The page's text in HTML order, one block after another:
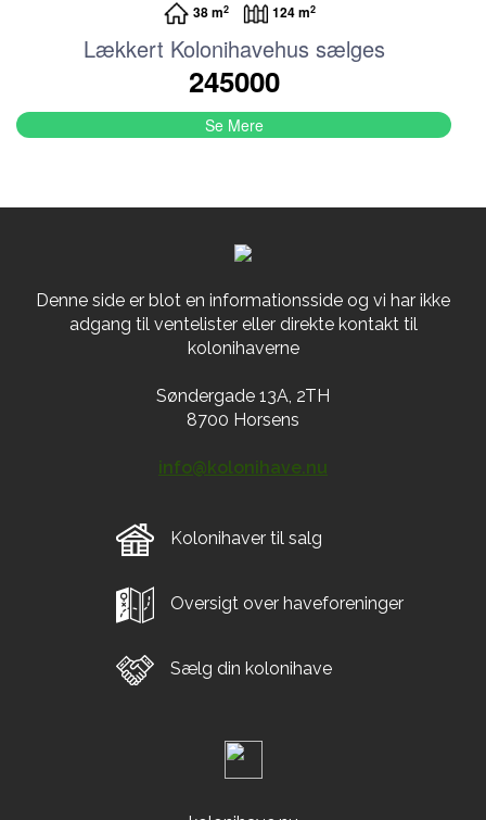
38 m2 124 m2
Lækkert Kolonihavehus sælges
245000
Se Mere
Denne side er blot en informationsside og vi har ikke
adgang til ventelister eller direkte kontakt til
kolonihaverne
Søndergade 13A, 2TH
8700 Horsens
info@kolonihave.nu
Kolonihaver til salg
Oversigt over haveforeninger
Sælg din kolonihave